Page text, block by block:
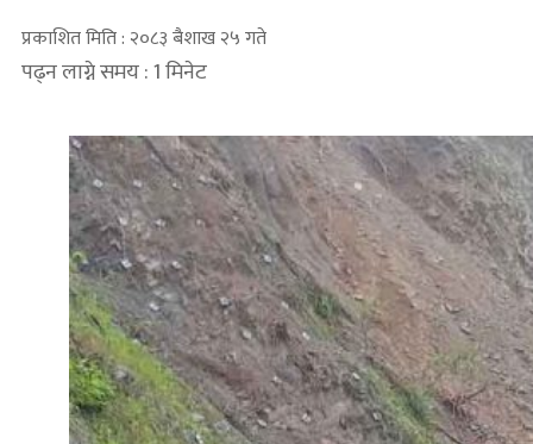
प्रकाशित मिति : २०८३ बैशाख २५ गते
पढ्न लाग्ने समय : 1 मिनेट